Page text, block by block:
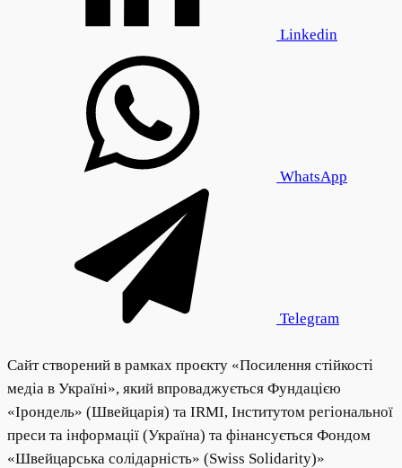
Linkedin
WhatsApp
Telegram
Сайт створений в рамках проєкту «Посилення стійкості
медіа в Україні», який впроваджується Фундацією
«Ірондель» (Швейцарія) та IRMI, Інститутом регіональної
преси та інформації (Україна) та фінансується Фондом
«Швейцарська солідарність» (Swiss Solidarity)»